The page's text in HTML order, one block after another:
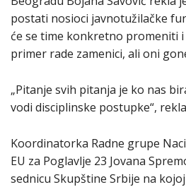
postati nosioci javnotužilačke
će se time konkretno promeniti
primer rade zamenici, ali oni
„Pitanje svih pitanja je ko nas
vodi disciplinske postupke“,
Koordinatorka Radne grupe
EU za Poglavlje 23 Jovana
sednicu Skupštine Srbije na